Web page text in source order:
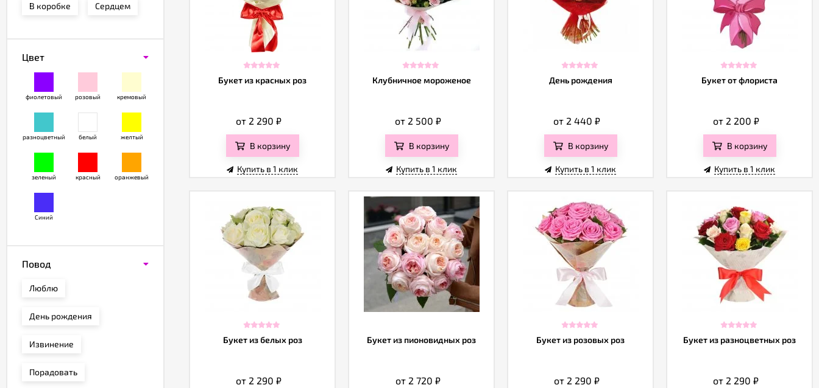
Букет из красных роз
от 2 290 ₽
В корзину
Купить в 1 клик
Клубничное мороженое
от 2 500 ₽
В корзину
Купить в 1 клик
День рождения
от 2 440 ₽
В корзину
Купить в 1 клик
Букет от флориста
от 2 200 ₽
В корзину
Купить в 1 клик
Букет из белых роз
от 2 290 ₽
Букет из пионовидных роз
от 2 720 ₽
Букет из розовых роз
от 2 290 ₽
Букет из разноцветных роз
от 2 290 ₽
В коробке Сердцем
Цвет
фиолетовый розовый кремовый
разноцветный белый желтый
зеленый красный оранжевый
Синий
Повод
Люблю
День рождения
Извинение
Порадовать